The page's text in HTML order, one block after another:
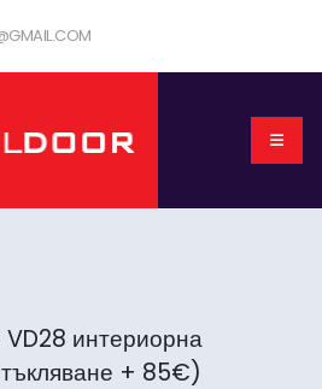
VD28 интериорна
+ 85€)